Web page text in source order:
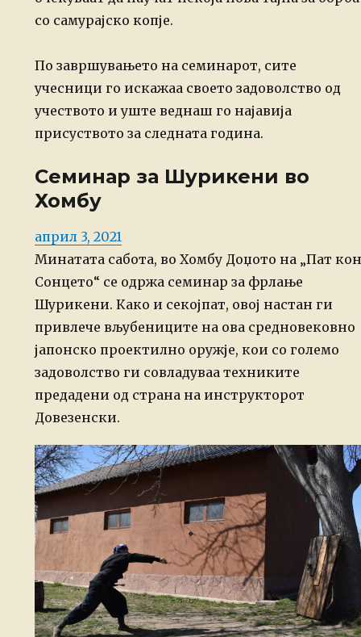
со самурајско копје.
По завршувањето на семинарот, сите
учесници го искажаа своето задоволство од
учеството и уште веднаш го најавија
присуството за следната година.
Семинар за Шурикени во
Хомбу
Posted
on
април 3, 2021
Минатата сабота, во Хомбу Доџото на „Пат кон
Сонцето“ се одржа семинар за фрлање
Шурикени. Како и секојпат, овој настан ги
привлече вљубениците на ова средновековно
јапонско проектилно оружје, кои со големо
задоволство ги совладуваа техниките
предадени од страна на инструкторот
Довезенски.